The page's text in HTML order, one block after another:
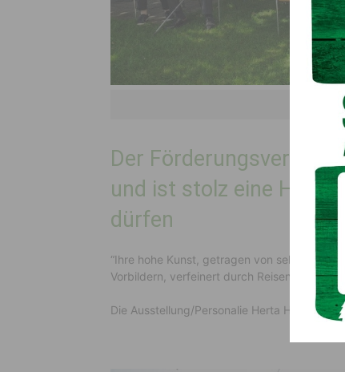
Der Förderungsverein
und ist stolz eine Herta
dürfen
“Ihre hohe Kunst, getragen von
Vorbildern, verfeinert durch Reisen und
Die Ausstellung/Personalie Herta Hofer ist